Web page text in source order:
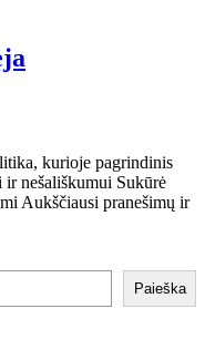
kurioje pagrindinis
ir nešališkumui Sukūrė
Aukščiausi pranešimų ir
Paieška